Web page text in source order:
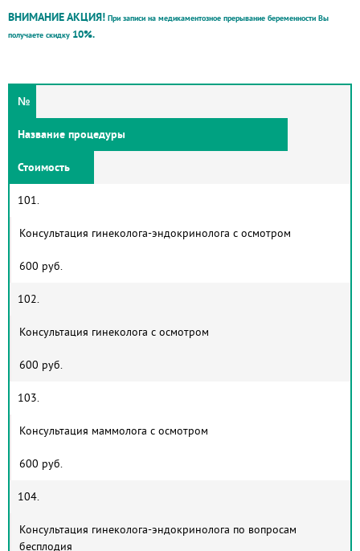
ВНИМАНИЕ АКЦИЯ! При записи на медикаментозное прерывание беременности Вы
получаете скидку 10%.
№
Название процедуры
Стоимость
101.
Консультация гинеколога-эндокринолога с осмотром
600 руб.
102.
Консультация гинеколога с осмотром
600 руб.
103.
Консультация маммолога с осмотром
600 руб.
104.
Консультация гинеколога-эндокринолога по вопросам
бесплодия